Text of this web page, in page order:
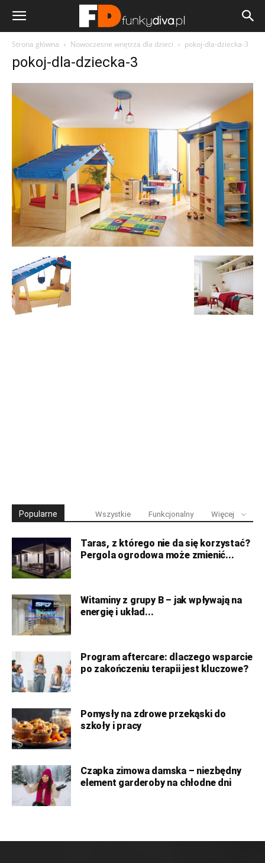
Strona główna Nowoczesne wnętrza dla dzieci pokoj-dla-dziecka-3
pokoj-dla-dziecka-3
Popularne Wszystkie Funkcjonalny Więcej
Taras, z którego nie da się korzystać?
Pergola ogrodowa może zmienić...
Witaminy z grupy B – jak wpływają na
energię i układ...
Program aftercare: dlaczego wsparcie
po zakończeniu terapii jest kluczowe?
Pomysły na zdrowe przekąski do
szkoły i pracy
Czapka zimowa damska – niezbędny
element garderoby na chłodne dni